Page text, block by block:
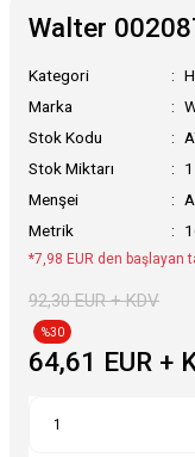
Walter
Kategori
Marka
Stok Kodu
Stok Miktarı
1
Menşei
Metrik
*7,98 EUR den başlayan
92,30 EUR + KDV
%30
64,61 EUR +